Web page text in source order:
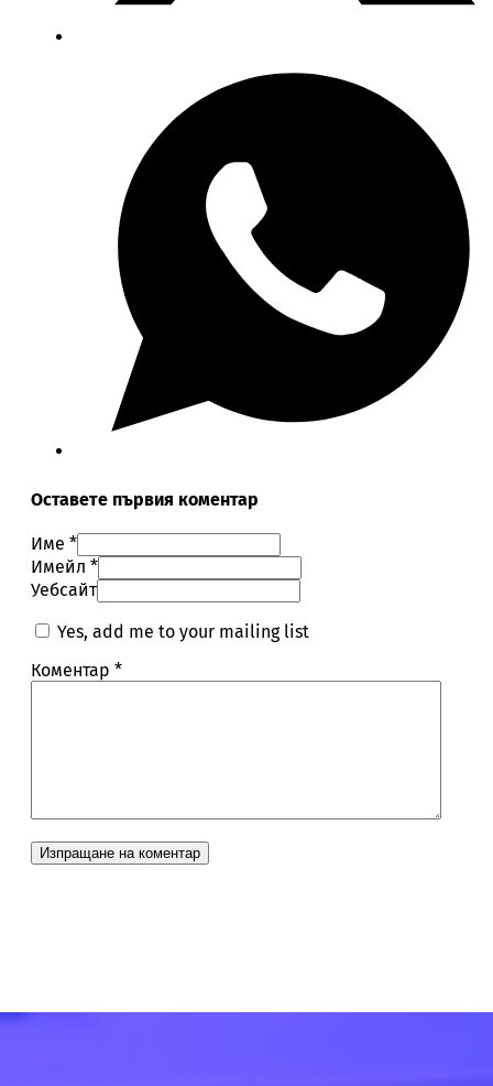
Оставете първия коментар
Име *
Имейл *
Уебсайт
Yes, add me to your mailing list
Коментар *